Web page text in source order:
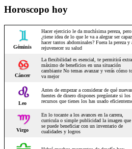
Horoscopo hoy